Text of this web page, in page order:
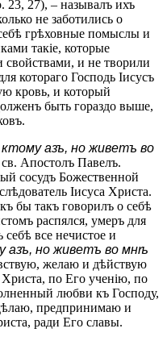
23, 27), – называлъ ихъ
не заботились о
грѣховные помыслы и
такіе, которые
и не творили
котораго Господь Іисусъ
кровь, и который
быть гораздо выше,
азъ, но живетъ во
Апостолъ Павелъ.
сосудъ Божественной
Іисуса Христа.
бы такъ говорилъ о себѣ
распялся, умеръ для
все нечистое и
азъ, но живетъ во мнѣ
желаю и дѣйствую
по Его ученію, по
любви къ Господу,
предпринимаю и
ради Его славы.